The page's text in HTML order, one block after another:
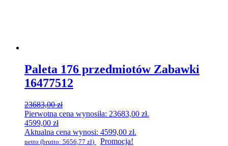
Paleta 176 przedmiotów Zabawki
16477512
23683,00zł
Pierwotna cena wynosiła: 23683,00 zł.
4599,00 zł
Aktualna cena wynosi: 4599,00 zł.
netto (brutto: 5656,77 zł) Promocja!